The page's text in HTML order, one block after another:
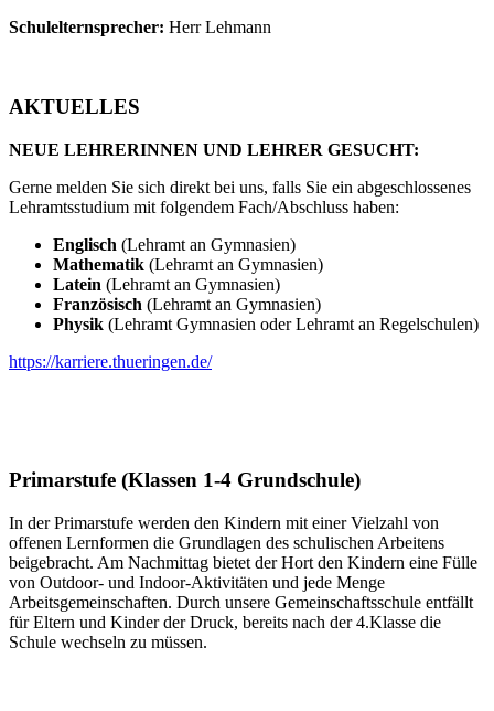
Schulelternsprecher: Herr Lehmann
AKTUELLES
NEUE LEHRERINNEN UND LEHRER GESUCHT:
Gerne melden Sie sich direkt bei uns, falls Sie ein abgeschlossenes
Lehramtsstudium mit folgendem Fach/Abschluss haben:
Englisch (Lehramt an Gymnasien)
Mathematik (Lehramt an Gymnasien)
Latein (Lehramt an Gymnasien)
Französisch (Lehramt an Gymnasien)
Physik (Lehramt Gymnasien oder Lehramt an Regelschulen)
https://karriere.thueringen.de/
Primarstufe (Klassen 1-4 Grundschule)
In der Primarstufe werden den Kindern mit einer Vielzahl von
offenen Lernformen die Grundlagen des schulischen Arbeitens
beigebracht. Am Nachmittag bietet der Hort den Kindern eine Fülle
von Outdoor- und Indoor-Aktivitäten und jede Menge
Arbeitsgemeinschaften. Durch unsere Gemeinschaftsschule entfällt
für Eltern und Kinder der Druck, bereits nach der 4.Klasse die
Schule wechseln zu müssen.